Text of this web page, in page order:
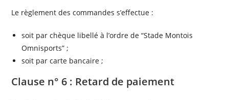
Le règlement des commandes s’effectue :
soit par chèque libellé à l’ordre de “Stade Montois
Omnisports” ;
soit par carte bancaire ;
Clause n° 6 : Retard de paiement